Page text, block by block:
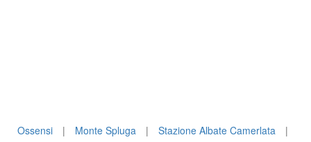
Ossensi | Monte Spluga | Stazione Albate Camerlata
|